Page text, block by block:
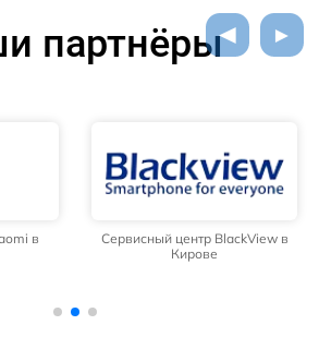
партнёры
в
Сервисный центр BlackView в
Кирове